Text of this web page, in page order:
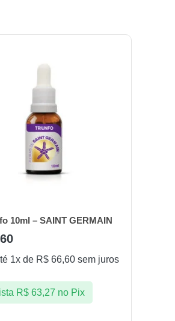
10ml – SAINT GERMAIN
1x de R$ 66,60 sem juros
R$63,27 no Pix